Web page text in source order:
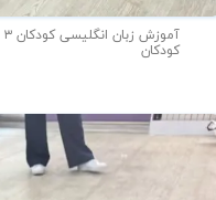
کودکان